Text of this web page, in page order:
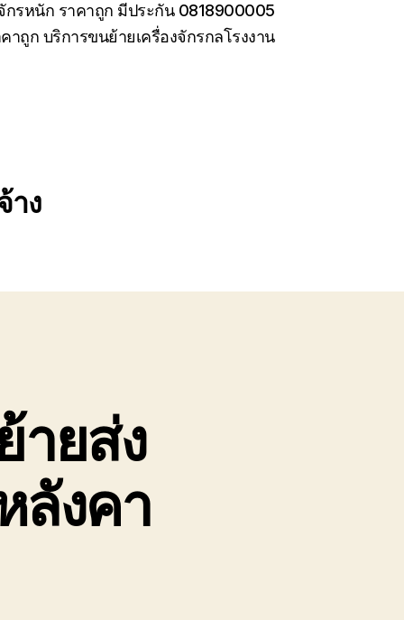
กรหนัก ราคาถูก มีประกัน 0818900005
าถูก บริการขนย้ายเครื่องจักรกลโรงงาน
าง
ายส่ง
ลังคา